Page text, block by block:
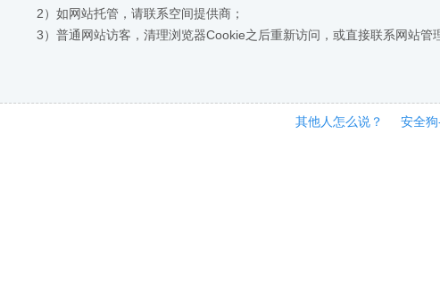
2）如网站托管，请联系空间提供商；
3）普通网站访客，清理浏览器Cookie之后重新访问，或直接联系网站管
其他人怎么说？ 安全